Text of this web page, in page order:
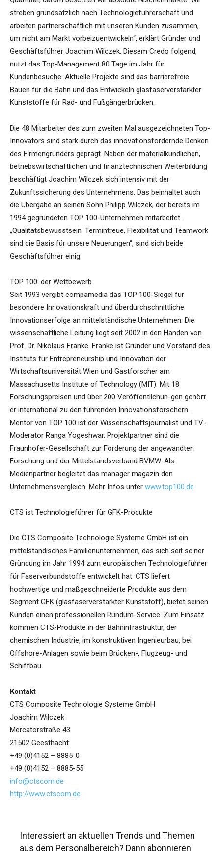
streben grundsätzlich nach Technologieführerschaft und
arbeiten partnerschaftlich mit unseren Kunden zusammen,
um nicht am Markt vorbeizuentwickeln“, erklärt Gründer und
Geschäftsführer Joachim Wilczek. Diesem Credo folgend,
nutzt das Top-Management 80 Tage im Jahr für
Kundenbesuche. Aktuelle Projekte sind das barrierefreie
Bauen für die Bahn und das Entwickeln glasfaserverstärkter
Kunststoffe für Rad- und Fußgängerbrücken.
Die 48 Mitarbeiter des zum zweiten Mal ausgezeichneten Top-
Innovators sind stark durch das innovationsfördernde Denken
des Firmengründers geprägt. Neben der materialkundlichen,
betriebswirtschaftlichen und finanztechnischen Weiterbildung
beschäftigt Joachim Wilczek sich intensiv mit der
Zukunftssicherung des Unternehmens. Das beinhaltet auch
die Übergabe an seinen Sohn Philipp Wilczek, der bereits im
1994 gegründeten TOP 100-Unternehmen mitarbeitet.
„Qualitätsbewusstsein, Termintreue, Flexibilität und Teamwork
sind die Basis für unsere Neuerungen“, sind sich beide
Geschäftsführer einig.
TOP 100: der Wettbewerb
Seit 1993 vergibt compamedia das TOP 100-Siegel für
besondere Innovationskraft und überdurchschnittliche
Innovationserfolge an mittelständische Unternehmen. Die
wissenschaftliche Leitung liegt seit 2002 in den Händen von
Prof. Dr. Nikolaus Franke. Franke ist Gründer und Vorstand des
Instituts für Entrepreneurship und Innovation der
Wirtschaftsuniversität Wien und Gastforscher am
Massachusetts Institute of Technology (MIT). Mit 18
Forschungspreisen und über 200 Veröffentlichun-gen gehört
er international zu den führenden Innovationsforschern.
Mentor von TOP 100 ist der Wissenschaftsjournalist und TV-
Moderator Ranga Yogeshwar. Projektpartner sind die
Fraunhofer-Gesellschaft zur Förderung der angewandten
Forschung und der Mittelstandsverband BVMW. Als
Medienpartner begleitet das manager magazin den
Unternehmensvergleich. Mehr Infos unter www.top100.de
CTS ist Technologieführer für GFK-Produkte
Die CTS Composite Technologie Systeme GmbH ist ein
mittelständisches Familienunternehmen, das sich seit seiner
Gründung im Jahr 1994 zum europäischen Technologieführer
für Faserverbundstoffe entwickelt hat. CTS liefert
hochwertige und maßgeschneiderte Produkte aus dem
Segment GFK (glasfaserverstärkter Kunststoff), bietet seinen
Kunden einen professionellen Rundum-Service. Zum Einsatz
kommen CTS-Produkte in der Bahninfrastruktur, der
chemischen Industrie, im konstruktiven Ingenieurbau, bei
Offshore-Anlagen sowie beim Brücken-, Flugzeug- und
Schiffbau.
Kontakt
CTS Composite Technologie Systeme GmbH
Joachim Wilczek
Mercatorstraße 43
21502 Geesthacht
+49 (0)4152 – 8885-0
+49 (0)4152 – 8885-55
info@ctscom.de
http://www.ctscom.de
Interessiert an aktuellen Trends und Themen
aus dem Personalbereich? Dann abonnieren